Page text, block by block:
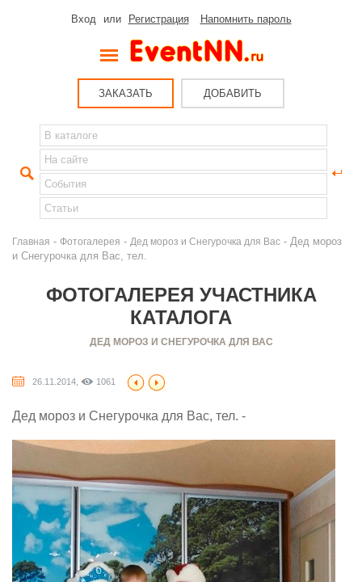
Вход или Регистрация Напомнить пароль
ЗАКАЗАТЬ ДОБАВИТЬ
Главная - Фотогалерея - Дед мороз и Снегурочка для Вас - Дед мороз
и Снегурочка для Вас, тел.
ФОТОГАЛЕРЕЯ УЧАСТНИКА
КАТАЛОГА
ДЕД МОРОЗ И СНЕГУРОЧКА ДЛЯ ВАС
26.11.2014, 1061
Дед мороз и Снегурочка для Вас, тел. -